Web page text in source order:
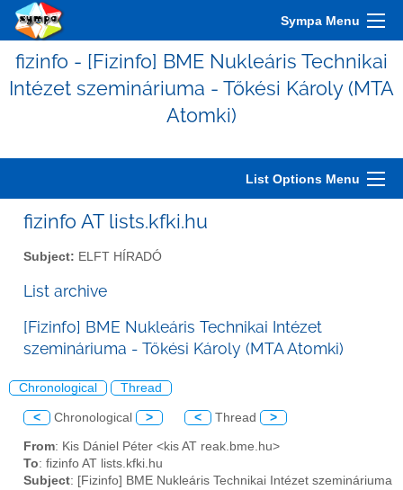
Sympa Menu
fizinfo - [Fizinfo] BME Nukleáris Technikai
Intézet szemináriuma - Tőkési Károly (MTA
Atomki)
List Options Menu
fizinfo AT lists.kfki.hu
Subject: ELFT HÍRADÓ
List archive
[Fizinfo] BME Nukleáris Technikai Intézet
szemináriuma - Tőkési Károly (MTA Atomki)
Chronological Thread
< Chronological > < Thread >
From: Kis Dániel Péter <kis AT reak.bme.hu>
To: fizinfo AT lists.kfki.hu
Subject: [Fizinfo] BME Nukleáris Technikai Intézet szemináriuma